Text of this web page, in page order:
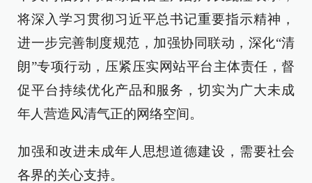
将深入学习贯彻习近平总书记重要指示精神，
进一步完善制度规范，加强协同联动，深化“清
朗”专项行动，压紧压实网站平台主体责任，督
促平台持续优化产品和服务，切实为广大未成
年人营造风清气正的网络空间。
加强和改进未成年人思想道德建设，需要社会
各界的关心支持。